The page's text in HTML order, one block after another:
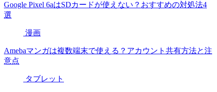
Google Pixel 6aはSDカードが使えない？おすすめの対処法4
選
漫画
Amebaマンガは複数端末で使える？アカウント共有方法と注
意点
タブレット